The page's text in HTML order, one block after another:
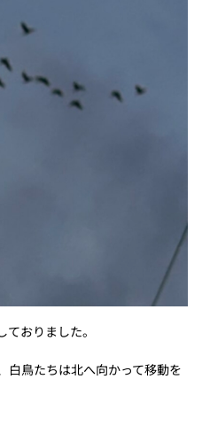
おりました。
白鳥たちは北へ向かって移動を